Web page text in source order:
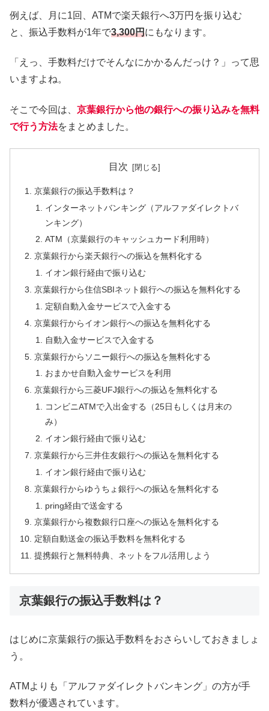
例えば、月に1回、ATMで楽天銀行へ3万円を振り込む
と、振込手数料が1年で3,300円にもなります。
「えっ、手数料だけでそんなにかかるんだっけ？」って思
いますよね。
そこで今回は、 京葉銀行から他の銀行への振り込みを無料
で行う方法をまとめました。
目次
京葉銀行の振込手数料は？
インターネットバンキング（アルファダイレクトバ
ンキング）
ATM（京葉銀行のキャッシュカード利用時）
京葉銀行から楽天銀行への振込を無料化する
イオン銀行経由で振り込む
京葉銀行から住信SBIネット銀行への振込を無料化する
定額自動入金サービスで入金する
京葉銀行からイオン銀行への振込を無料化する
自動入金サービスで入金する
京葉銀行からソニー銀行への振込を無料化する
おまかせ自動入金サービスを利用
京葉銀行から三菱UFJ銀行への振込を無料化する
コンビニATMで入出金する（25日もしくは月末の
み）
イオン銀行経由で振り込む
京葉銀行から三井住友銀行への振込を無料化する
イオン銀行経由で振り込む
京葉銀行からゆうちょ銀行への振込を無料化する
pring経由で送金する
京葉銀行から複数銀行口座への振込を無料化する
定額自動送金の振込手数料を無料化する
提携銀行と無料特典、ネットをフル活用しよう
京葉銀行の振込手数料は？
はじめに京葉銀行の振込手数料をおさらいしておきましょ
う。
ATMよりも「アルファダイレクトバンキング」の方が手
数料が優遇されています。